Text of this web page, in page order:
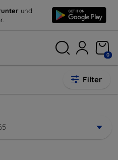
und
0
Filter